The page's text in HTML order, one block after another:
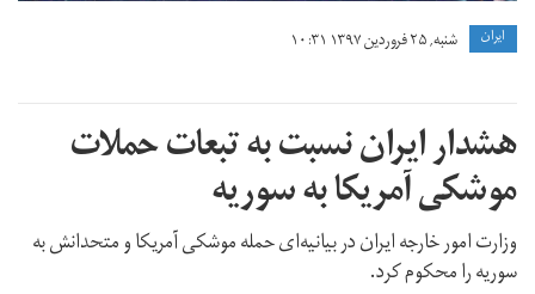
ايران شنبه, ۲۵ فروردین ۱۳۹۷ ۱۰:۳۱
هشدار ایران نسبت به تبعات حملات
موشکی آمریکا به سوریه
وزارت امور خارجه ایران در بیانیه‌ای حمله موشکی آمریکا و متحدانش به
سوریه را محکوم کرد.